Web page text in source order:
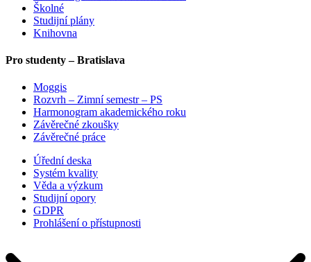
Školné
Studijní plány
Knihovna
Pro studenty – Bratislava
Moggis
Rozvrh – Zimní semestr – PS
Harmonogram akademického roku
Závěrečné zkoušky
Závěrečné práce
Úřední deska
Systém kvality
Věda a výzkum
Studijní opory
GDPR
Prohlášení o přístupnosti